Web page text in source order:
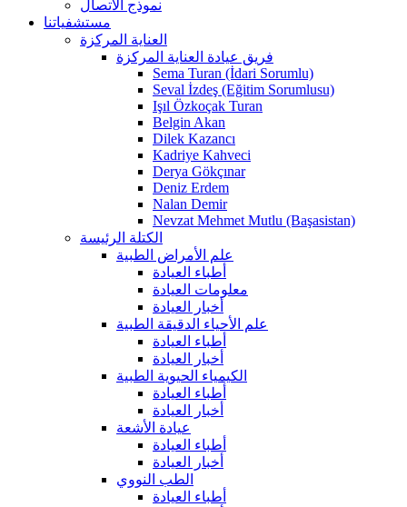
نموذج الاتصال
مستشفياتنا
العناية المركزة
فريق عيادة العناية المركزة
Sema Turan (İdari Sorumlu)
Seval İzdeş (Eğitim Sorumlusu)
Işıl Özkoçak Turan
Belgin Akan
Dilek Kazancı
Kadriye Kahveci
Derya Gökçınar
Deniz Erdem
Nalan Demir
Nevzat Mehmet Mutlu (Başasistan)
الكتلة الرئيسة
علم الأمراض الطبية
أطباء العيادة
معلومات العيادة
أخبار العيادة
علم الأحياء الدقيقة الطبية
أطباء العيادة
أخبار العيادة
الكيمياء الحيوية الطبية
أطباء العيادة
أخبار العيادة
عيادة الأشعة
أطباء العيادة
أخبار العيادة
الطب النووي
أطباء العيادة